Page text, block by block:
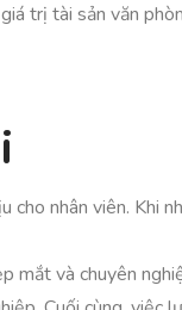
trị tài sản văn
nhân viên. Khi
mắt và chuyên